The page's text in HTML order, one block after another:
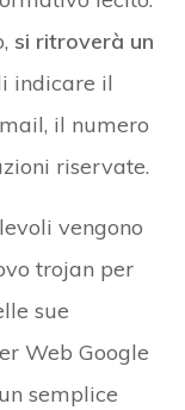
si ritroverà un
indicare il
il numero
riservate.
vengono
trojan per
sue
Web Google
semplice